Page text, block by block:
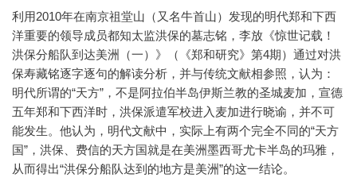
利用2010年在南京祖堂山（又名牛首山）发现的明代郑和下西
洋重要的领导成员都知太监洪保的墓志铭，李放《惊世记载！
洪保分船队到达美洲（一）》（《郑和研究》第4期）通过对洪
保寿藏铭逐字逐句的解读分析，并与传统文献相参照，认为：
明代所谓的“天方”，不是阿拉伯半岛伊斯兰教的圣城麦加，宣德
五年郑和下西洋时，洪保派遣军校进入麦加进行晓谕，并不可
能发生。他认为，明代文献中，实际上有两个完全不同的“天方
国”，洪保、费信的天方国就是在美洲墨西哥尤卡半岛的玛雅，
从而得出“洪保分船队达到的地方是美洲”的这一结论。